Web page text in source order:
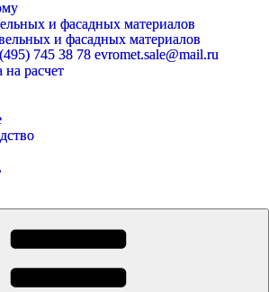
и фасадных материалов
745 38 78 evromet.sale@mail.ru
на расчет